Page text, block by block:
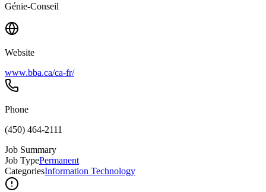
Génie-Conseil
Website
www.bba.ca/ca-fr/
Phone
(450) 464-2111
Job Summary
Job TypePermanent
CategoriesInformation Technology